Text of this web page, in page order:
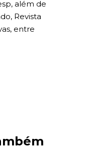
além de
Revista
entre